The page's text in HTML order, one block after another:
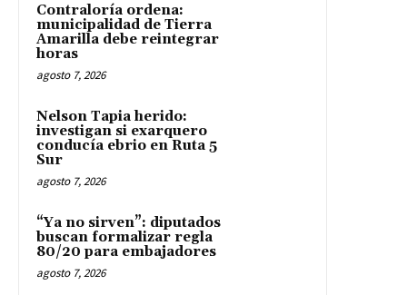
Contraloría ordena:
municipalidad de Tierra
Amarilla debe reintegrar
horas
agosto 7, 2026
Nelson Tapia herido:
investigan si exarquero
conducía ebrio en Ruta 5
Sur
agosto 7, 2026
“Ya no sirven”: diputados
buscan formalizar regla
80/20 para embajadores
agosto 7, 2026